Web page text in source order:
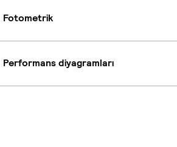
Fotometrik
Performans diyagramları